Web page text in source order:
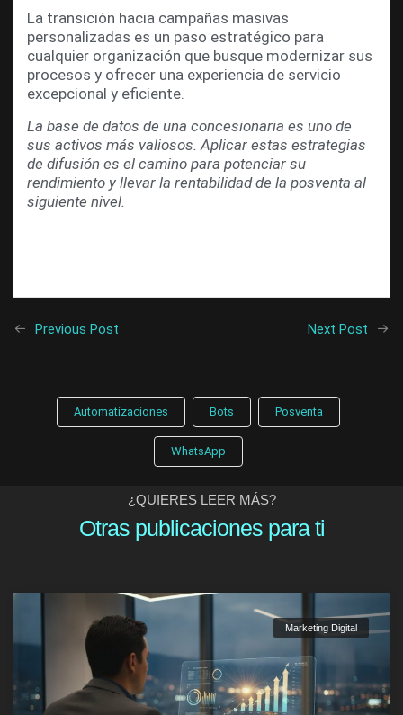
La transición hacia campañas masivas
personalizadas es un paso estratégico para
cualquier organización que busque modernizar sus
procesos y ofrecer una experiencia de servicio
excepcional y eficiente.
La base de datos de una concesionaria es uno de
sus activos más valiosos. Aplicar estas estrategias
de difusión es el camino para potenciar su
rendimiento y llevar la rentabilidad de la posventa al
siguiente nivel.
Previous Post Next Post
Automatizaciones Bots Posventa
WhatsApp
¿QUIERES LEER MÁS?
Otras publicaciones para ti
Marketing Digital